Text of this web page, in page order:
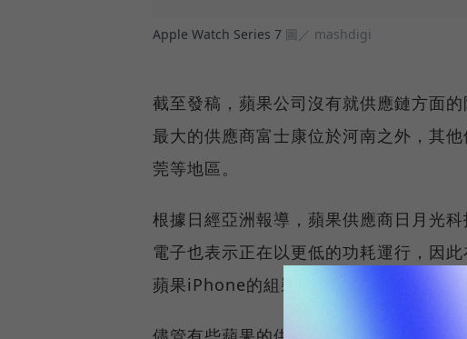
Apple Watch Series 7 圖／ mashdigi
截至發稿，蘋果公司沒有就供應鏈方面
最大的供應商富士康位於河南之外，其
莞等地區。
根據日經亞洲報導，蘋果供應商日月光
電子也表示正在以更低的功耗運行，因
蘋果iPhone的組裝商和碩已削減非必要